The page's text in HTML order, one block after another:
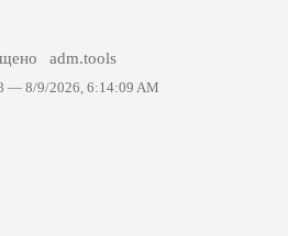
adm.tools
— 8/9/2026, 6:14:09 AM